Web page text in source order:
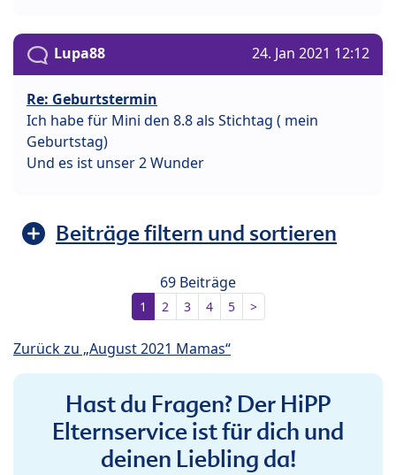
Lupa88 24. Jan 2021 12:12
Re: Geburtstermin
Ich habe für Mini den 8.8 als Stichtag ( mein
Geburtstag)
Und es ist unser 2 Wunder
Beiträge filtern und sortieren
69 Beiträge
1 2 3 4 5 >
Zurück zu „August 2021 Mamas“
Hast du Fragen? Der HiPP
Elternservice ist für dich und
deinen Liebling da!